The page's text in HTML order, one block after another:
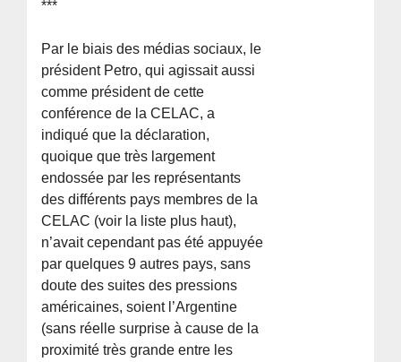
***
Par le biais des médias sociaux, le
président Petro, qui agissait aussi
comme président de cette
conférence de la CELAC, a
indiqué que la déclaration,
quoique que très largement
endossée par les représentants
des différents pays membres de la
CELAC (voir la liste plus haut),
n’avait cependant pas été appuyée
par quelques 9 autres pays, sans
doute des suites des pressions
américaines, soient l’Argentine
(sans réelle surprise à cause de la
proximité très grande entre les